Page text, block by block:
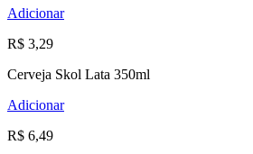
Adicionar
R$ 3,29
Cerveja Skol Lata 350ml
Adicionar
R$ 6,49